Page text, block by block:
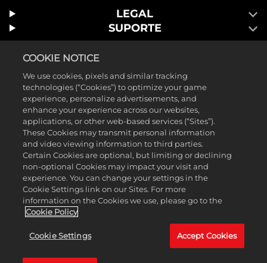
LEGAL
SUPORTE
©2026 Take-Two Interactive Software, Inc. 2K e o logotipo 2K são
marcas comerciais da Take-Two Interactive Software, Inc. Todos os
direitos reservados. ™ & © 2026 WWE. Todos os direitos reservados.
Toda a programação da WWE, nomes de talentos, imagens,
semelhanças, slogans, movimentos de luta livre, marcas comerciais,
logotipos e direitos autorais são de propriedade exclusiva da WWE e
de suas subsidiárias. Todas as outras marcas comerciais, logotipos e
direitos autorais são de propriedade de seus respectivos detentores.
COOKIE NOTICE
We use cookies, pixels and similar tracking
technologies (“Cookies”) to optimize your game
experience, personalize advertisements, and
enhance your experience across our websites,
applications, or other web-based services (“Sites”).
These Cookies may transmit personal information
and video viewing information to third parties.
Certain Cookies are optional, but limiting or declining
non-optional Cookies may impact your visit and
experience. You can change your settings in the
Cookie Settings link on our Sites. For more
information on the Cookies we use, please go to the
Cookie Policy
Cookie Settings Accept Cookies